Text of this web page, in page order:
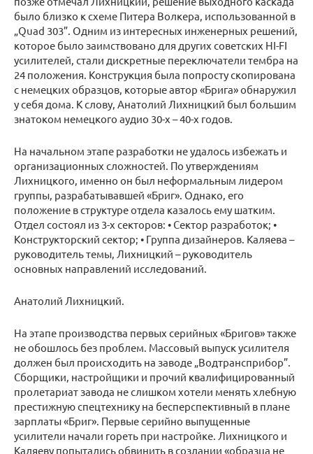
было близко к схеме Питера Волкера, использованной в
„Quad 303”. Одним из интересных инженерных решений,
которое было заимствовано для других советских HI-FI
усилителей, стали дискретные переключатели тембра на
24 положения. Конструкция была попросту скопирована
с немецких образцов, которые автор «Брига» обнаружил
у себя дома. К слову, Анатолий Лихницкий был большим
знатоком немецкого аудио 30-х – 40-х годов.
На начальном этапе разработки не удалось избежать и
организационных сложностей. По утверждениям
Лихницкого, именно он был неформальным лидером
группы, разрабатывавшей «Бриг». Однако, его
положение в структуре отдела казалось ему шатким.
Отдел состоял из 3-х секторов: • Сектор разработок; •
Конструкторский сектор; • Группа дизайнеров. Каляева –
руководитель темы, Лихницкий – руководитель
основных направлений исследований.
Анатолий Лихницкий.
На этапе производства первых серийных «Бригов» также
не обошлось без проблем. Массовый выпуск усилителя
должен был происходить на заводе „Водтрансприбор”.
Сборщики, настройщики и прочий квалифицированный
пролетариат завода не слишком хотели менять хлебную
престижную спецтехнику на бесперспективный в плане
зарплаты «Бриг». Первые серийно выпущенные
усилители начали гореть при настройке. Лихницкого и
Каляеву попытались обвинить в создании «образца не